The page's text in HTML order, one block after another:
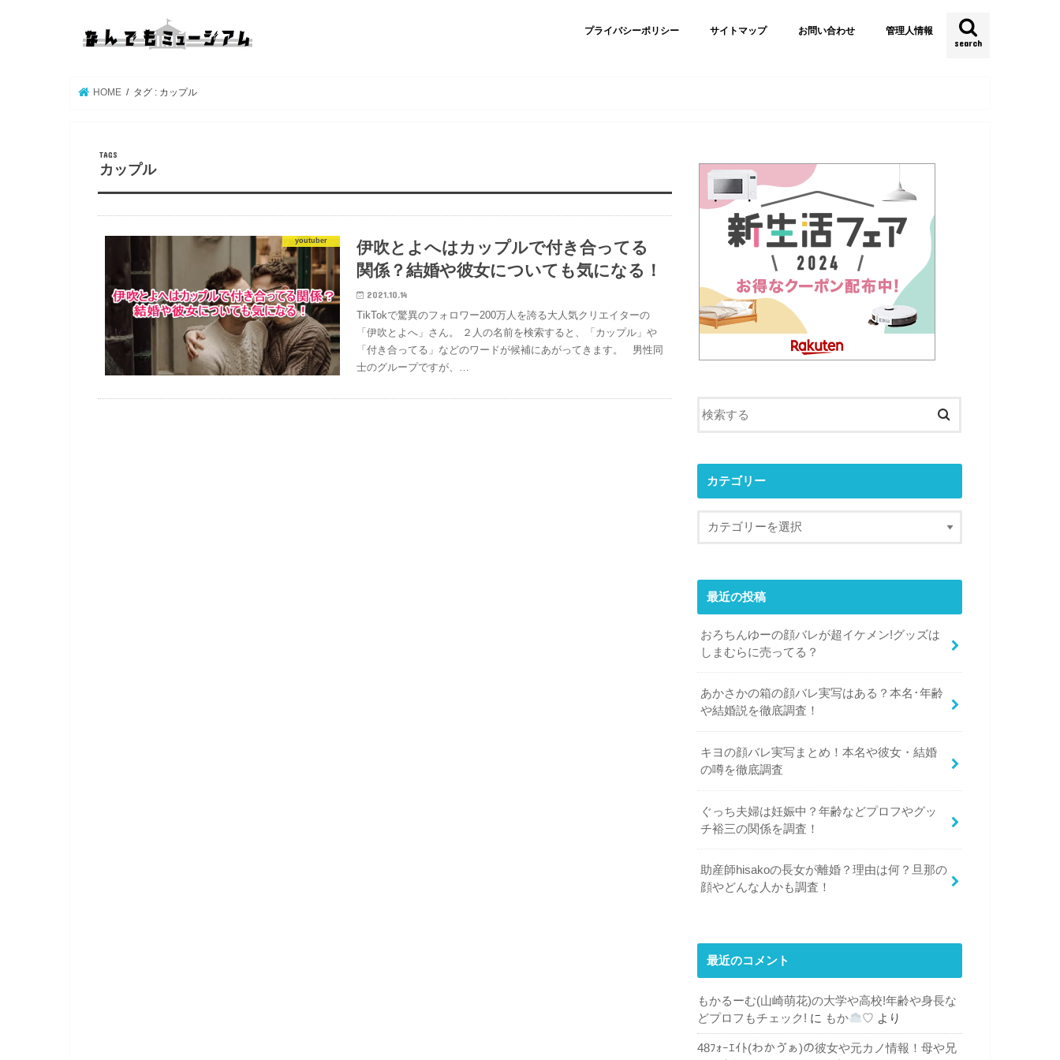
search
プライバシーポリシー サイトマップ お問い合わせ 管理人情報
HOME タグ : カップル
カップル
youtuber
伊吹とよへはカップルで付き合ってる
関係？結婚や彼女についても気になる！
2021.10.14
TikTokで驚異のフォロワー200万人を誇る大人気クリエイターの
「伊吹とよへ」さん。 ２人の名前を検索すると、「カップル」や
「付き合ってる」などのワードが候補にあがってきます。 男性同
士のグループですが、…
カテゴリー
最近の投稿
おろちんゆーの顔バレが超イケメン!グッズは
しまむらに売ってる？
あかさかの箱の顔バレ実写はある？本名･年齢
や結婚説を徹底調査！
キヨの顔バレ実写まとめ！本名や彼女・結婚
の噂を徹底調査
ぐっち夫婦は妊娠中？年齢などプロフやグッ
チ裕三の関係を調査！
助産師hisakoの長女が離婚？理由は何？旦那の
顔やどんな人かも調査！
最近のコメント
もかるーむ(山崎萌花)の大学や高校!年齢や身長な
どプロフもチェック! に もか ♡ より
48ﾌｫｰｴｲﾄ(わかゔぁ)の彼女や元カノ情報！母や兄